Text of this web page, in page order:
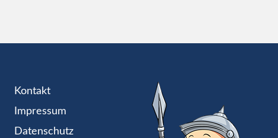
Kontakt
Impressum
Datenschutz